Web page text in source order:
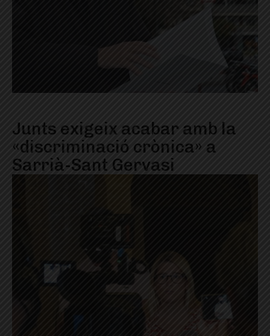
Junts exigeix acabar amb la
«discriminació crònica» a
Sarrià-Sant Gervasi